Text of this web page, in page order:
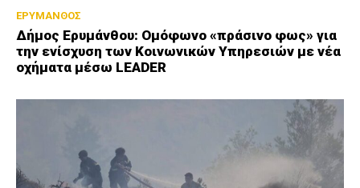
ΕΡΥΜΑΝΘΟΣ
Δήμος Ερυμάνθου: Ομόφωνο «πράσινο φως» για
την ενίσχυση των Κοινωνικών Υπηρεσιών με νέα
οχήματα μέσω LEADER